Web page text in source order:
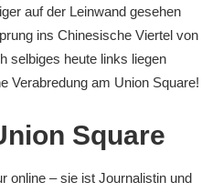
auf der Leinwand gesehen
ins Chinesische Viertel von
selbiges heute links liegen
Verabredung am Union Square!
Square
online – sie ist Journalistin und